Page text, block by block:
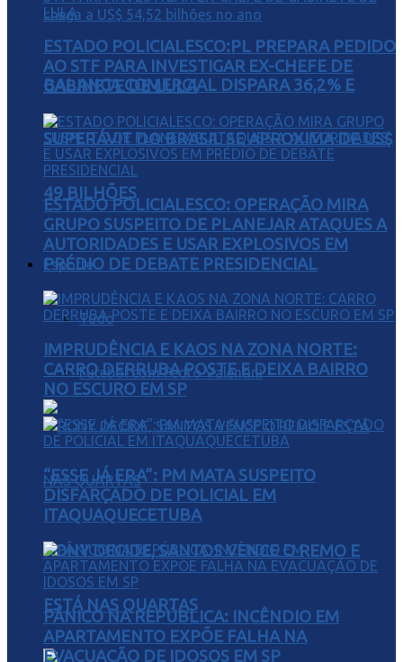
BALANÇA COMERCIAL DISPARA 36,2% E
SUPERÁVIT DO BRASIL SE APROXIMA DE US$
49 BILHÕES
Esporte
Tudo
Futebol com Pedro Valentini
RONY DECIDE, SANTOS VENCE O REMO E
ESTÁ NAS QUARTAS
ESTADO POLICIALESCO:PL PREPARA PEDIDO
AO STF PARA INVESTIGAR EX-CHEFE DE
GABINETE DE LULA
ESTADO POLICIALESCO: OPERAÇÃO MIRA
GRUPO SUSPEITO DE PLANEJAR ATAQUES A
AUTORIDADES E USAR EXPLOSIVOS EM
PRÉDIO DE DEBATE PRESIDENCIAL
IMPRUDÊNCIA E KAOS NA ZONA NORTE:
CARRO DERRUBA POSTE E DEIXA BAIRRO
NO ESCURO EM SP
“ESSE JÁ ERA”: PM MATA SUSPEITO
DISFARÇADO DE POLICIAL EM
ITAQUAQUECETUBA
PÂNICO NA REPÚBLICA: INCÊNDIO EM
APARTAMENTO EXPÕE FALHA NA
EVACUAÇÃO DE IDOSOS EM SP